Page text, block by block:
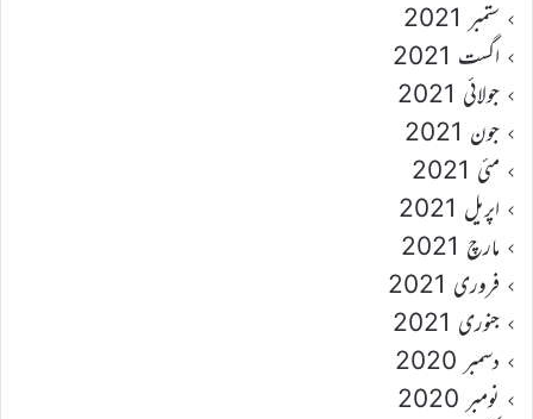
ستمبر 2021
اگست 2021
جولائی 2021
جون 2021
مئی 2021
اپریل 2021
مارچ 2021
فروری 2021
جنوری 2021
دسمبر 2020
نومبر 2020